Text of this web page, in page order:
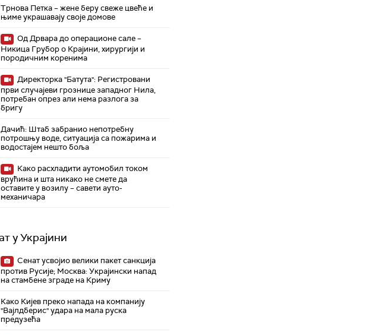
Трнова Петка – жене беру свеже цвеће и
њиме украшавају своје домове
Од Дрвара до операционе сале –
Никица Грубор о Крајини, хирургији и
породичним коренима
Директорка "Батута": Регистровани
први случајеви грознице западног Нила,
потребан опрез али нема разлога за
бригу
Дачић: Штаб забранио непотребну
потрошњу воде, ситуација са пожарима и
водостајем нешто боља
Како расхладити аутомобил током
врућина и шта никако не смете да
оставите у возилу – савети ауто-
механичара
у Украјини
Сенат усвојио велики пакет санкција
против Русије; Москва: Украјински напад
на стамбене зграде на Криму
Како Кијев преко напада на компанију
"Вајлдберис" удара на мала руска
предузећа